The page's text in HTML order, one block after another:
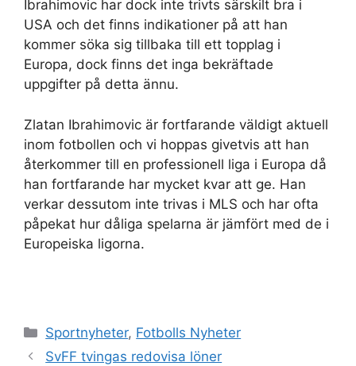
Ibrahimovic har dock inte trivts särskilt bra i
USA och det finns indikationer på att han
kommer söka sig tillbaka till ett topplag i
Europa, dock finns det inga bekräftade
uppgifter på detta ännu.
Zlatan Ibrahimovic är fortfarande väldigt aktuell
inom fotbollen och vi hoppas givetvis att han
återkommer till en professionell liga i Europa då
han fortfarande har mycket kvar att ge. Han
verkar dessutom inte trivas i MLS och har ofta
påpekat hur dåliga spelarna är jämfört med de i
Europeiska ligorna.
Kategorier
Sportnyheter, Fotbolls Nyheter
SvFF tvingas redovisa löner